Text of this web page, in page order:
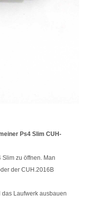
Ps4 Slim CUH-
zu öffnen. Man
der CUH.2016B
Laufwerk ausbauen